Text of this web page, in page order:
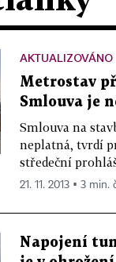
AKTUALIZOVÁNO
Metrostav
Smlouva je
Smlouva na
neplatná, tvrdí
středeční
21. 11. 2013 ▪ 3 min.
Napojení